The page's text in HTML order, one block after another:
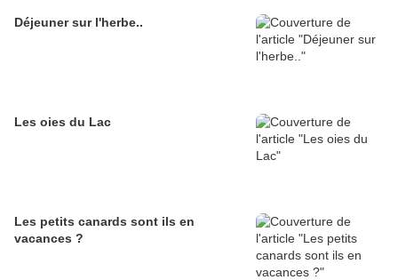
Déjeuner sur l'herbe..
Les oies du Lac
Les petits canards sont ils en
vacances ?